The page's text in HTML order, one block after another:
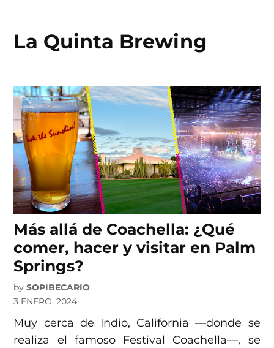
Skip La Quinta Brewing
Más allá de Coachella: ¿Qué
comer, hacer y visitar en Palm
Springs?
by SOPIBECARIO
3 ENERO, 2024
Muy cerca de Indio, California —donde se
realiza el famoso Festival Coachella—, se